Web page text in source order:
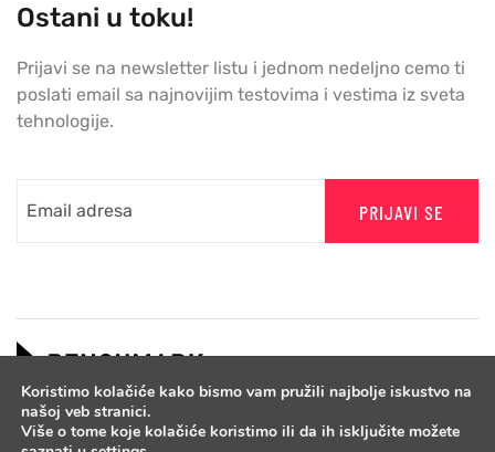
Ostani u toku!
Prijavi se na newsletter listu i jednom nedeljno cemo ti
poslati email sa najnovijim testovima i vestima iz sveta
tehnologije.
PRIJAVI SE
Koristimo kolačiće kako bismo vam pružili najbolje iskustvo na
našoj veb stranici.
Više o tome koje kolačiće koristimo ili da ih isključite možete